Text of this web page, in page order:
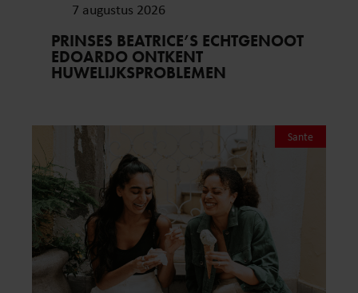
7 augustus 2026
PRINSES BEATRICE’S ECHTGENOOT
EDOARDO ONTKENT
HUWELIJKSPROBLEMEN
Sante